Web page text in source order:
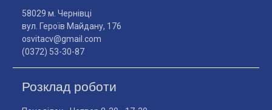
58029 м. Чернівці
вул. Героїв Майдану, 176
osvitacv@gmail.com
(0372) 53-30-87
Розклад роботи